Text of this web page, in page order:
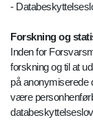
-
Forskning og
Inden for
forskning og til at
på anonymiserede
være